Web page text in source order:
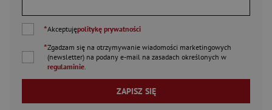
*Akceptujępolitykę prywatności
*Zgadzam się na otrzymywanie wiadomości marketingowych
(newsletter) na podany e-mail na zasadach określonych w
regulaminie.
ZAPISZ SIĘ